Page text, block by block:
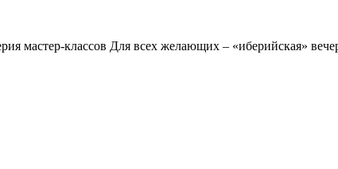
мастер-классов Для всех желающих – «иберийская»